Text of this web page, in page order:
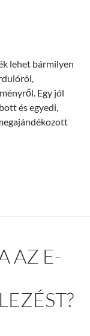
lehet bármilyen
Egy jól
és egyedi,
nyomtatás
AZ E-